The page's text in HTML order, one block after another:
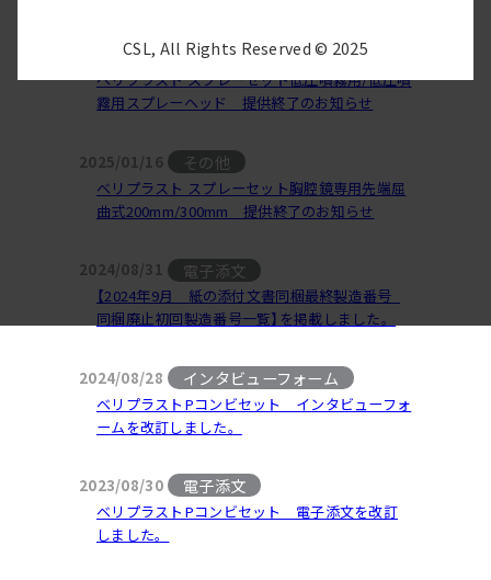
2025/01/16 その他
ベリプラスト スプレーセット低圧噴霧用/低圧噴
霧用スプレーヘッド 提供終了のお知らせ
2025/01/16 その他
ベリプラスト スプレーセット胸腔鏡専用先端屈
曲式200mm/300mm 提供終了のお知らせ
2024/08/31 電子添文
【2024年9月 紙の添付文書同梱最終製造番号_
同梱廃止初回製造番号一覧】を掲載しました。
2024/08/28 インタビューフォーム
ベリプラストPコンビセット インタビューフォ
ームを改訂しました。
2023/08/30 電子添文
ベリプラストPコンビセット 電子添文を改訂
しました。
CSL, All Rights Reserved © 2025